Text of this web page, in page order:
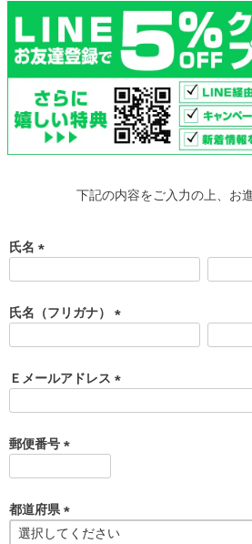
下記の内容をご入力の上、お
氏名
須
)
氏名（フリガナ）
須
)
Ｅメールアドレス
郵便番号
須
)
都道府県
(